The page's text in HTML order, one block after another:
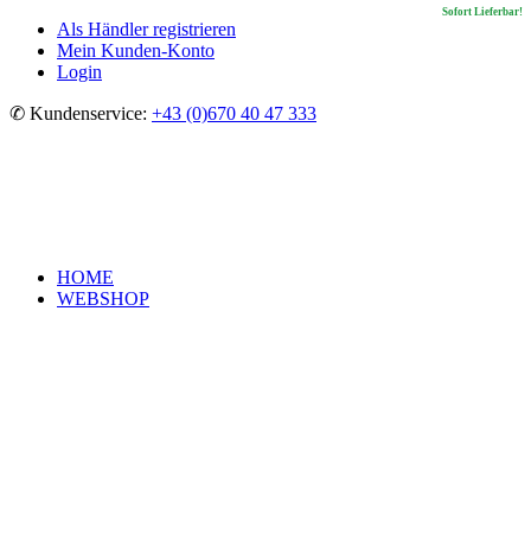
Als Händler registrieren
Mein Kunden-Konto
Login
✆ Kundenservice: +43 (0)670 40 47 333
HOME
WEBSHOP
Sofort Lieferbar!
Sofort Lieferbar!
Sofort Lieferbar!
Sofort Lieferbar!